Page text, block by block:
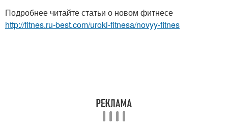
Подробнее читайте статьи о новом фитнесе
http://fitnes.ru-best.com/uroki-fitnesa/novyy-fitnes